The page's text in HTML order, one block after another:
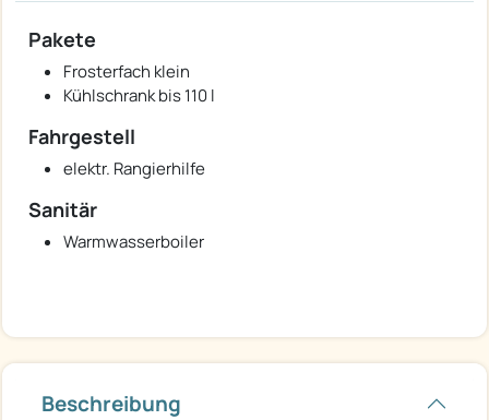
Pakete
Frosterfach klein
Kühlschrank bis 110 l
Fahrgestell
elektr. Rangierhilfe
Sanitär
Warmwasserboiler
Beschreibung